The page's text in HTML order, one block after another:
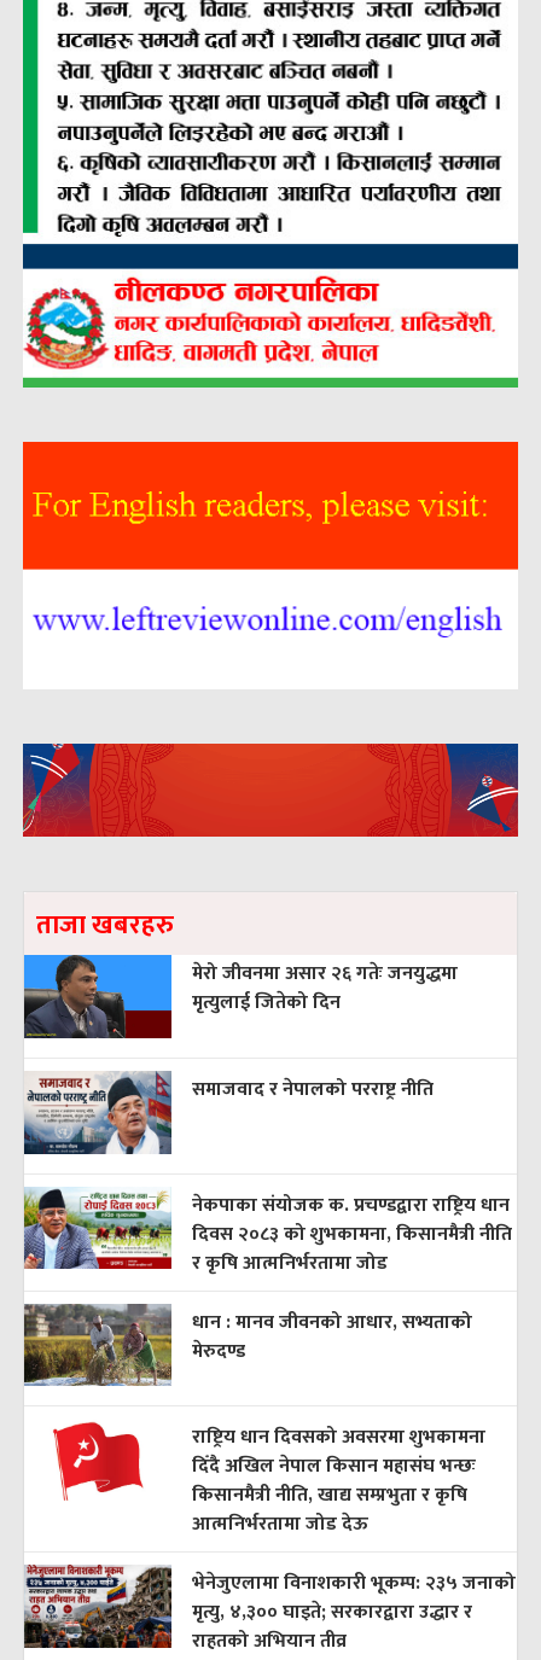
ताजा खबरहरु
मेरो जीवनमा असार २६ गतेः जनयुद्धमा
मृत्युलाई जितेको दिन
समाजवाद र नेपालको परराष्ट्र नीति
नेकपाका संयोजक क. प्रचण्डद्वारा राष्ट्रिय धान
दिवस २०८३ को शुभकामना, किसानमैत्री नीति
र कृषि आत्मनिर्भरतामा जोड
धान : मानव जीवनको आधार, सभ्यताको
मेरुदण्ड
राष्ट्रिय धान दिवसको अवसरमा शुभकामना
दिँदै अखिल नेपाल किसान महासंघ भन्छः
किसानमैत्री नीति, खाद्य सम्प्रभुता र कृषि
आत्मनिर्भरतामा जोड देऊ
भेनेजुएलामा विनाशकारी भूकम्प: २३५ जनाको
मृत्यु, ४,३०० घाइते; सरकारद्वारा उद्धार र
राहतको अभियान तीव्र